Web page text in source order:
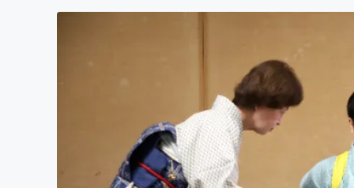
テクノロジー・ガジェット
映像・映画
ビジネス・起業